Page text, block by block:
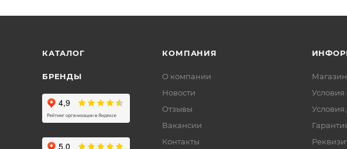
КАТАЛОГ
БРЕНДЫ
КОМПАНИЯ
О компании
Новости
Отзывы
Вакансии
Контакты
Условия
Условия